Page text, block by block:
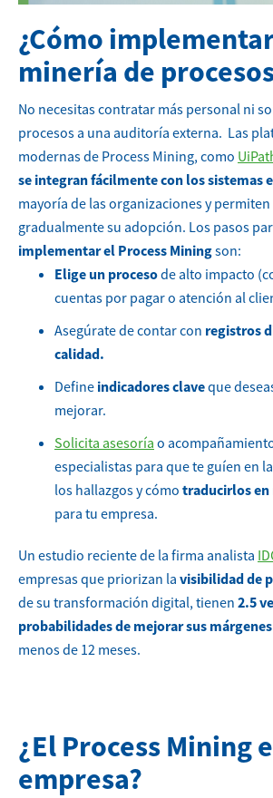
¿Cómo
minería de
No necesitas contratar más personal ni
procesos a una auditoría externa. Las
modernas de Process Mining, como
se integran fácilmente con los sistemas
mayoría de las organizaciones y permiten
gradualmente su adopción. Los pasos
implementar el Process Miningson:
Elige un procesode alto impacto
cuentas por pagar o atención al
Asegúrate de contar con registros
calidad.
Define indicadores claveque
mejorar.
Solicita asesoría o
especialistas para que te guíen en
los hallazgos y cómo traducirlos en
para tu empresa.
Un estudio reciente de la firma analista
empresas que priorizan la visibilidad de
de su transformación digital, tienen 2.5
probabilidades de mejorar sus
menos de 12 meses.
¿El Process Mining
empresa?